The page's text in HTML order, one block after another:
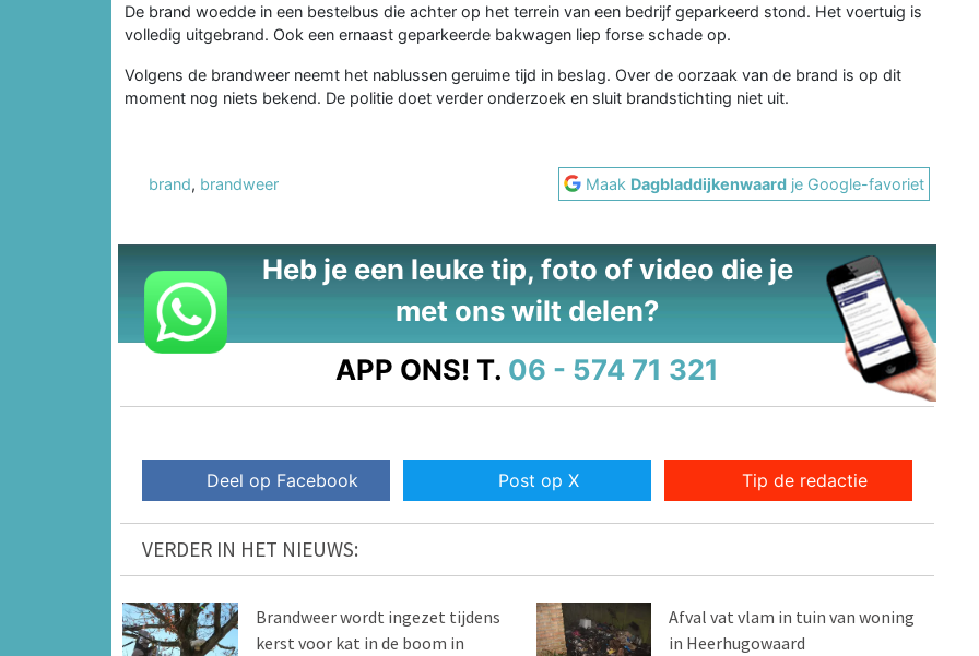
De brand woedde in een bestelbus die achter op het terrein van een bedrijf geparkeerd stond. Het voertuig is
volledig uitgebrand. Ook een ernaast geparkeerde bakwagen liep forse schade op.
Volgens de brandweer neemt het nablussen geruime tijd in beslag. Over de oorzaak van de brand is op dit
moment nog niets bekend. De politie doet verder onderzoek en sluit brandstichting niet uit.
brand, brandweer Maak Dagbladdijkenwaard je Google-favoriet
Heb je een leuke tip, foto of video die je
met ons wilt delen?
APP ONS! T. 06 - 574 71 321
Deel op Facebook Post op X Tip de redactie
VERDER IN HET NIEUWS:
Brandweer wordt ingezet tijdens
kerst voor kat in de boom in
Afval vat vlam in tuin van woning
in Heerhugowaard